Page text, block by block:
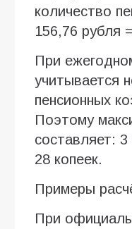
количество
156,76 рубля
При
учитывается
пенсионных
Поэтому
составляет:
28 копеек.
Примеры
При